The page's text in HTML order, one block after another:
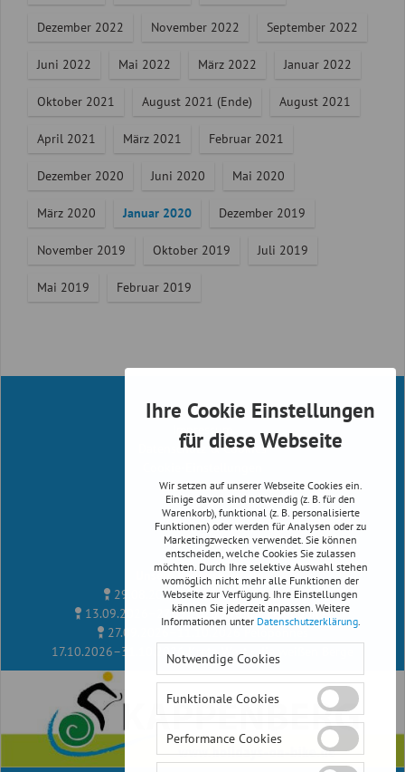
Dezember 2022 November 2022 September 2022
Juni 2022 Mai 2022 März 2022 Januar 2022
Oktober 2021 August 2021 (Ende) August 2021
April 2021 März 2021 Februar 2021
Dezember 2020 Juni 2020 Mai 2020
März 2020 Januar 2020 Dezember 2019
November 2019 Oktober 2019 Juli 2019
Mai 2019 Februar 2019
Infos
Impressum
Datenschutz & Cookies
Reiserichtlinien
AGB
Newsletter
Facebook
Unsere Radreise Termine
29.08.2026–12.09.2026 Albanien
13.09.2026–27.09.2026 Kythira, Peloponnes
27.09.2026–11.10.2026
17.10.2026–31.10.2026
Kreta West - die weißen Berge
Ihre Cookie Einstellungen
für diese Webseite
Wir setzen auf unserer Webseite Cookies ein.
Einige davon sind notwendig (z. B. für den
Warenkorb), funktional (z. B. personalisierte
Funktionen) oder werden für Analysen oder zu
Marketingzwecken verwendet. Sie können
entscheiden, welche Cookies Sie zulassen
möchten. Durch Ihre selektive Auswahl stehen
womöglich nicht mehr alle Funktionen der
Webseite zur Verfügung. Ihre Einstellungen
kännen Sie jederzeit anpassen. Weitere
Informationen unter Datenschutzerklärung.
Notwendige Cookies
Funktionale Cookies
Performance Cookies